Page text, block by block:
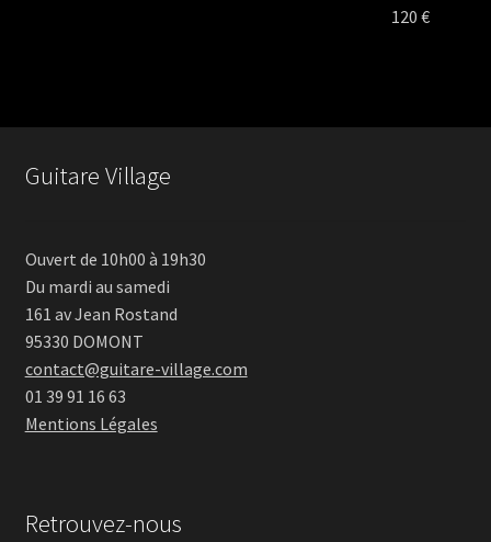
120€
Guitare Village
Ouvert de 10h00 à 19h30
Du mardi au samedi
161 av Jean Rostand
95330 DOMONT
contact@guitare-village.com
01 39 91 16 63
Mentions Légales
Retrouvez-nous